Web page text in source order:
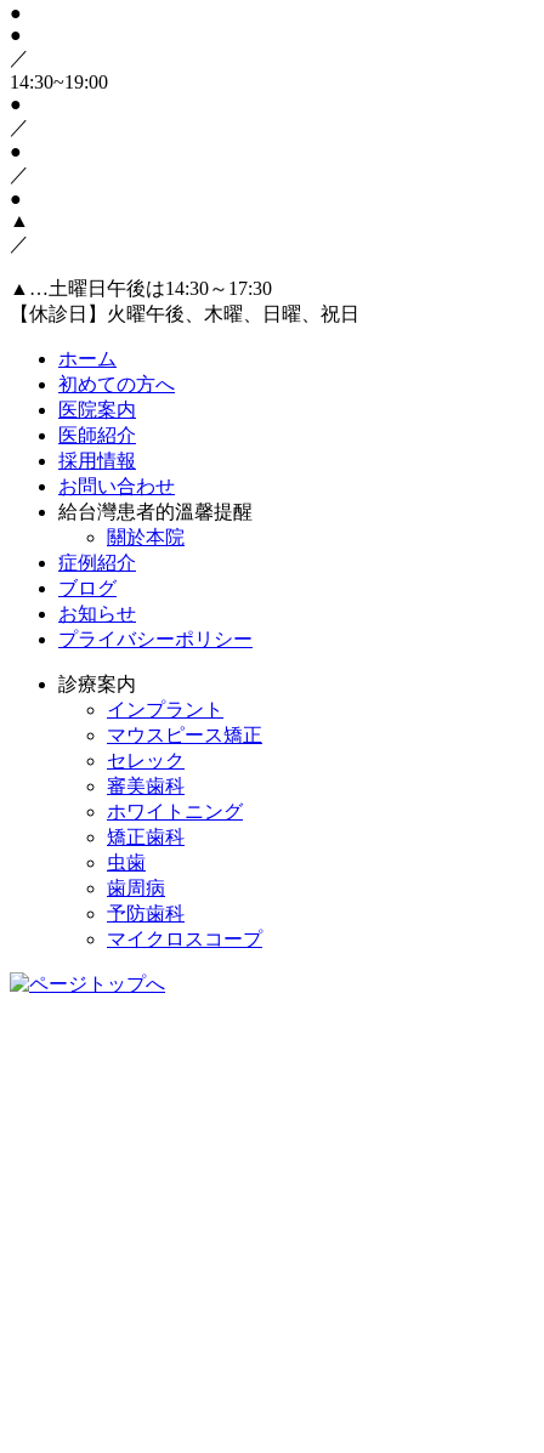
●
●
／
14:30~19:00
●
／
●
／
●
▲
／
▲…土曜日午後は14:30～17:30
【休診日】火曜午後、木曜、日曜、祝日
ホーム
初めての方へ
医院案内
医師紹介
採用情報
お問い合わせ
給台灣患者的溫馨提醒
關於本院
症例紹介
ブログ
お知らせ
プライバシーポリシー
診療案内
インプラント
マウスピース矯正
セレック
審美歯科
ホワイトニング
矯正歯科
虫歯
歯周病
予防歯科
マイクロスコープ